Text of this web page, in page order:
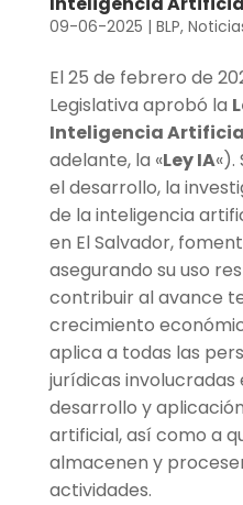
09-06-2025 | BLP,
El 25 de febrero de
Legislativa aprobó la
Inteligencia
adelante, la «Ley IA«).
el desarrollo, la
de la inteligencia
en El Salvador,
asegurando su uso
contribuir al avance
crecimiento
aplica a todas las
jurídicas involucradas
desarrollo y
artificial, así como a
almacenen y
actividades.